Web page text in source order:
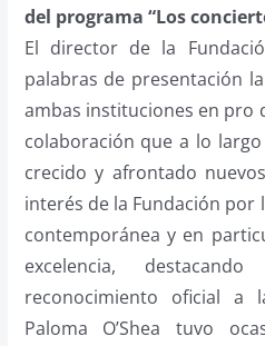
del programa “Los
El director de la
palabras de presentación
ambas instituciones en pro
colaboración que a lo
crecido y afrontado
interés de la Fundación por
contemporánea y en
excelencia,
reconocimiento oficial a
Paloma O’Shea tuvo